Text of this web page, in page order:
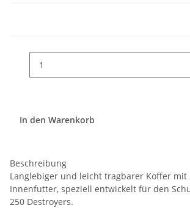
In den Warenkorb
Beschreibung
Langlebiger und leicht tragbarer Koffer mit
Innenfutter, speziell entwickelt für den
250 Destroyers.